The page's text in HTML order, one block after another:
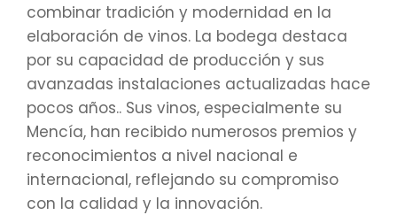
combinar tradición y modernidad en la
elaboración de vinos. La bodega destaca
por su capacidad de producción y sus
avanzadas instalaciones actualizadas hace
pocos años.. Sus vinos, especialmente su
Mencía, han recibido numerosos premios y
reconocimientos a nivel nacional e
internacional, reflejando su compromiso
con la calidad y la innovación.